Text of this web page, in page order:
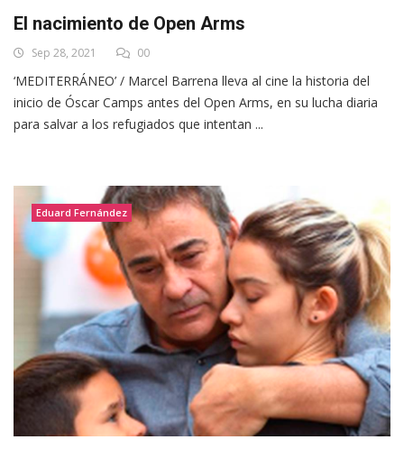
El nacimiento de Open Arms
Sep 28, 2021 00
‘MEDITERRÁNEO’ / Marcel Barrena lleva al cine la historia del
inicio de Óscar Camps antes del Open Arms, en su lucha diaria
para salvar a los refugiados que intentan ...
Eduard Fernández